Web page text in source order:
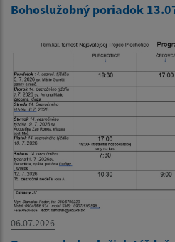
Bohoslužobný poriadok
06.07.2026